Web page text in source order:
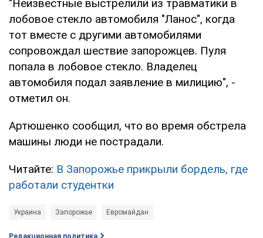
"Неизвестные выстрелили из травматики в
лобовое стекло автомобиля "Ланос", когда
тот вместе с другими автомобилями
сопровождал шествие запорожцев. Пуля
попала в лобовое стекло. Владелец
автомобиля подал заявление в милицию", -
отметил он.
Артюшенко сообщил, что во время обстрела
машины люди не пострадали.
Читайте: В Запорожье прикрыли бордель, где
работали студентки
Украина Запорожье Евромайдан
Редакционная политика